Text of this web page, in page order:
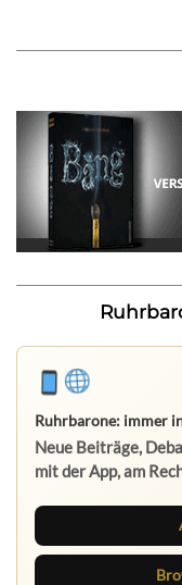
Ruhrbarone: immer
Neue Beiträge,
mit der App, am